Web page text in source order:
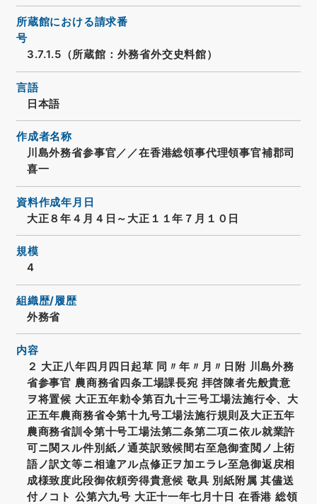
所蔵館における請求番
号
3.7.1.5（所蔵館：外務省外交史料館）
言語
日本語
作成者名称
川島外務省参事官／／在香港総領事代理領事官補郡司
喜一
資料作成年月日
大正８年４月４日～大正１１年７月１０日
規模
4
組織歴/履歴
外務省
内容
２ 大正八年四月四日起草 同〃年〃月〃日附 川島外務
省参事官 農商務省四条工場課長宛 拝啓陳者先般貴意
ヲ将置候 大正五年勅令第百九十三号工場法施行令、大
正五年農商務省令第十九号工場法施行規則及大正五年
農商務省訓令第十号工場法第二条第二項ニ依ル就業許
可ニ関スル件別紙ノ通英訳致候間右至急御査閲ノ上術
語ノ訳文等ニ相違アル点修正ヲ加エラレ至急御返戻相
成様致度此段御依頼旁得貴意候 敬具 別紙附属 其儘送
付ノコト 公第六九号 大正十一年七月十日 在香港 総領